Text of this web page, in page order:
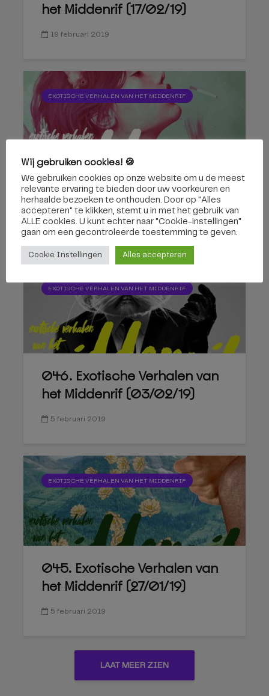
het Middenrif (17/02/19)
19 februari 2019
EXOTISCHE VERHALEN VAN HET MIDDENRIF
047. Exotische Verhalen van
het Middenrif (10/02/19)
EXOTISCHE VERHALEN VAN HET MIDDENRIF
046. Exotische Verhalen van
het Middenrif (03/02/19)
5 februari 2019
EXOTISCHE VERHALEN VAN HET MIDDENRIF
045. Exotische Verhalen van
het Middenrif (27/01/19)
5 februari 2019
LAAT MEER ZIEN
Wij gebruiken cookies! 🍪
We gebruiken cookies op onze website om u de meest
relevante ervaring te bieden door uw voorkeuren en
herhaalde bezoeken te onthouden. Door op "Alles
accepteren" te klikken, stemt u in met het gebruik van
ALLE cookies. U kunt echter naar "Cookie-instellingen"
gaan om een ​​gecontroleerde toestemming te geven.
Cookie Instellingen Alles accepteren